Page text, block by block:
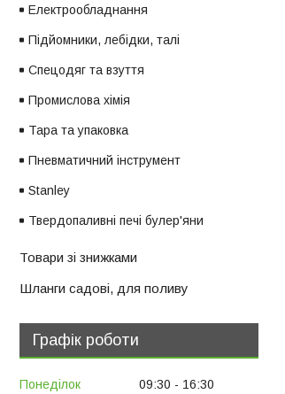
Електрообладнання
Підйомники, лебідки, талі
Спецодяг та взуття
Промислова хімія
Тара та упаковка
Пневматичний інструмент
Stanley
Твердопаливні печі булер'яни
Товари зі знижками
Шланги садові, для поливу
Графік роботи
Понеділок 09:30
16:30